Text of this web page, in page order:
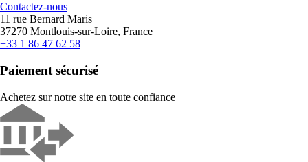
Contactez-nous
11 rue Bernard Maris
37270 Montlouis-sur-Loire, France
+33 1 86 47 62 58
Paiement sécurisé
Achetez sur notre site en toute confiance